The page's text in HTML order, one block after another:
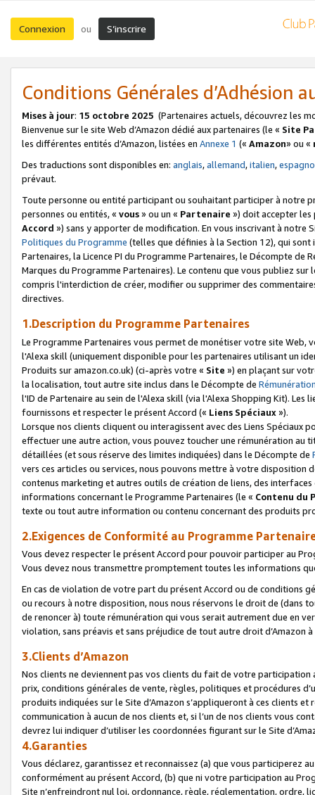
Connexion ou S’inscrire
Conditions Générales d’Adhésion
Mises à jour: 15 octobre 2025 (Partenaires actuels, découvrez les
Bienvenue sur le site Web d’Amazon dédié aux partenaires (le « Site
les différentes entités d’Amazon, listées en Annexe 1 (« Amazon» ou «
Des traductions sont disponibles en: anglais,allemand,italien,
prévaut.
Toute personne ou entité participant ou souhaitant participer à notre
personnes ou entités, « vous» ou un « Partenaire ») doit accepter les
Accord ») sans y apporter de modification. En vous inscrivant à notre
Politiques du Programme (telles que définies à la Section 12), qui
Partenaires, la Licence PI du Programme Partenaires, le Décompte de
Marques du Programme Partenaires). Le contenu que vous publiez
compris l'interdiction de créer, modifier ou supprimer des
directives.
1.Description du Programme Partenaires
Le Programme Partenaires vous permet de monétiser votre site Web,
l'Alexa skill (uniquement disponible pour les partenaires utilisant un
Produits sur amazon.co.uk) (ci-après votre « Site ») en plaçant sur
la localisation, tout autre site inclus dans le Décompte de
l'ID de Partenaire au sein de l'Alexa skill (via l'Alexa Shopping Kit).
fournissons et respecter le présent Accord (« Liens Spéciaux»).
Lorsque nos clients cliquent ou interagissent avec des Liens Spéciaux
effectuer une autre action, vous pouvez toucher une rémunération
détaillées (et sous réserve des limites indiquées) dans le Décompte de
vers ces articles ou services, nous pouvons mettre à votre disposition
contenus marketing et autres outils de création de liens, des
informations concernant le Programme Partenaires (le « Contenu du
texte ou tout autre information ou contenu concernant des produits
2.Exigences de Conformité au Programme
Vous devez respecter le présent Accord pour pouvoir participer au
Vous devez nous transmettre promptement toutes les informations
En cas de violation de votre part du présent Accord ou de conditions
ou recours à notre disposition, nous nous réservons le droit de (dans
de renoncer à) toute rémunération qui vous serait autrement due en
violation, sans préavis et sans préjudice de tout autre droit
3.Clients d’Amazon
Nos clients ne deviennent pas vos clients du fait de votre
prix, conditions générales de vente, règles, politiques et procédures
produits indiquées sur le Site d’Amazon s’appliqueront à ces clients
communication à aucun de nos clients et, si l’un de nos clients vous
devrez lui indiquer d’utiliser les coordonnées figurant sur le Site
4.Garanties
Vous déclarez, garantissez et reconnaissez (a) que vous participerez
conformément au présent Accord, (b) que ni votre participation au
Site n’enfreindront nul loi, ordonnance, règle, réglementation, ordre,